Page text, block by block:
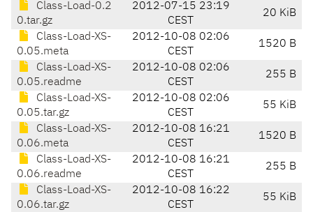
Class-Load-0.2
0.tar.gz
2012-07-15 23:19
CEST
20 KiB
Class-Load-XS-
0.05.meta
2012-10-08 02:06
CEST
1520 B
Class-Load-XS-
0.05.readme
2012-10-08 02:06
CEST
255 B
Class-Load-XS-
0.05.tar.gz
2012-10-08 02:06
CEST
55 KiB
Class-Load-XS-
0.06.meta
2012-10-08 16:21
CEST
1520 B
Class-Load-XS-
0.06.readme
2012-10-08 16:21
CEST
255 B
Class-Load-XS-
0.06.tar.gz
2012-10-08 16:22
CEST
55 KiB